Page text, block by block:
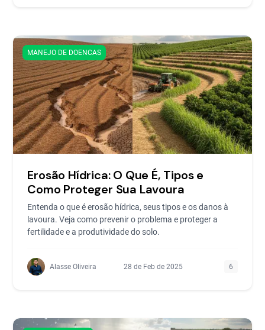
MANEJO DE DOENCAS
Erosão Hídrica: O Que É, Tipos e
Como Proteger Sua Lavoura
Entenda o que é erosão hídrica, seus tipos e os danos à
lavoura. Veja como prevenir o problema e proteger a
fertilidade e a produtividade do solo.
Alasse Oliveira 28 de Feb de 2025 6